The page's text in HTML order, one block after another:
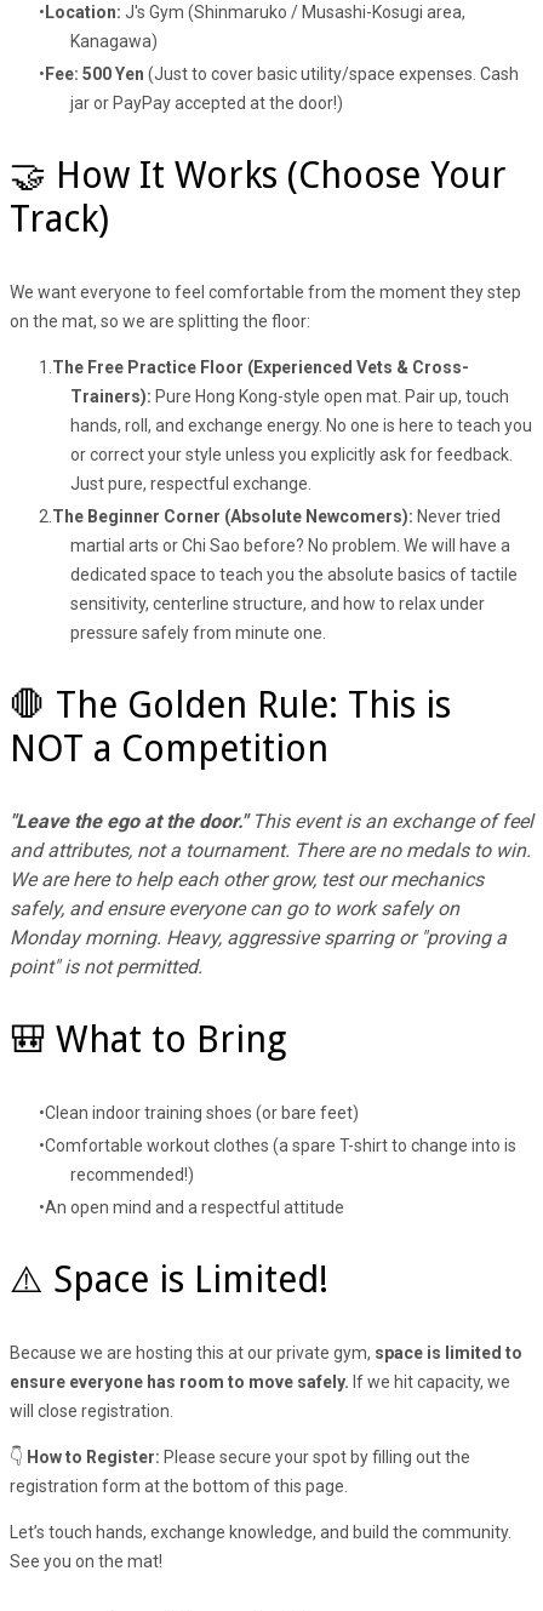
Location: J's Gym (Shinmaruko / Musashi-Kosugi area,
Kanagawa)
Fee: 500 Yen (Just to cover basic utility/space expenses. Cash
jar or PayPay accepted at the door!)
🤝 How It Works (Choose Your
Track)
We want everyone to feel comfortable from the moment they step
on the mat, so we are splitting the floor:
The Free Practice Floor (Experienced Vets & Cross-
Trainers): Pure Hong Kong-style open mat. Pair up, touch
hands, roll, and exchange energy. No one is here to teach you
or correct your style unless you explicitly ask for feedback.
Just pure, respectful exchange.
The Beginner Corner (Absolute Newcomers): Never tried
martial arts or Chi Sao before? No problem. We will have a
dedicated space to teach you the absolute basics of tactile
sensitivity, centerline structure, and how to relax under
pressure safely from minute one.
🛑 The Golden Rule: This is
NOT a Competition
"Leave the ego at the door."This event is an exchange of feel
and attributes, not a tournament. There are no medals to win.
We are here to help each other grow, test our mechanics
safely, and ensure everyone can go to work safely on
Monday morning. Heavy, aggressive sparring or "proving a
point" is not permitted.
🎒 What to Bring
Clean indoor training shoes (or bare feet)
Comfortable workout clothes (a spare T-shirt to change into is
recommended!)
An open mind and a respectful attitude
⚠️ Space is Limited!
Because we are hosting this at our private gym, space is limited to
ensure everyone has room to move safely. If we hit capacity, we
will close registration.
👇 How to Register: Please secure your spot by filling out the
registration form at the bottom of this page.
Let’s touch hands, exchange knowledge, and build the community.
See you on the mat!